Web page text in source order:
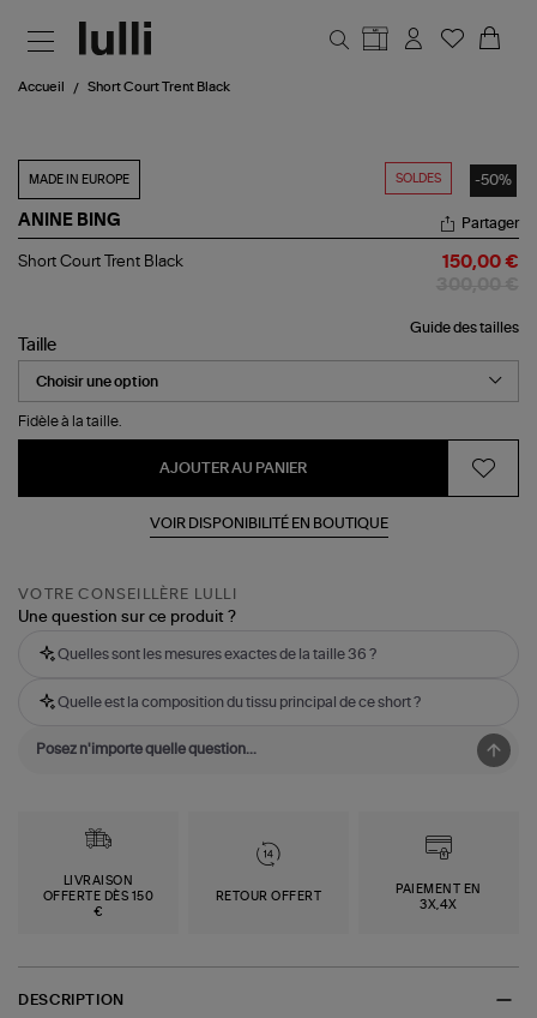
Accueil Short Court Trent Black
SOLDES -50%
MADE IN EUROPE
ANINE BING
Short
Partager
Short Court Trent Black 150,00 €
Guide des tailles
Taille
Fidèle à la taille.
AJOUTER AU PANIER
VOIR DISPONIBILITÉ EN BOUTIQUE
VOTRE CONSEILLÈRE LULLI
Une question sur ce produit ?
Quelles sont les mesures exactes de la taille 36 ?
Quelle est la composition du tissu principal de ce short ?
LIVRAISON
OFFERTE DÈS 150
€
RETOUR OFFERT
PAIEMENT EN
3X,4X
DESCRIPTION